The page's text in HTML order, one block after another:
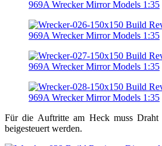
Für die Auftritte am Heck muss Draht
beigesteuert werden.